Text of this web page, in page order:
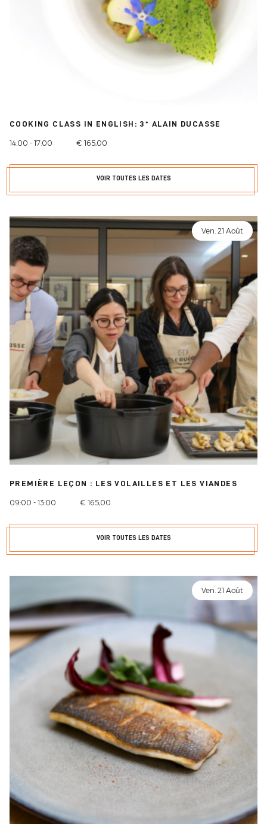
COOKING CLASS IN ENGLISH: 3* ALAIN DUCASSE
14:00 - 17:00 € 165,00
VOIR TOUTES LES DATES
Ven. 21 Août
PREMIÈRE LEÇON : LES VOLAILLES ET LES VIANDES
09:00 - 13:00 € 165,00
VOIR TOUTES LES DATES
Ven. 21 Août